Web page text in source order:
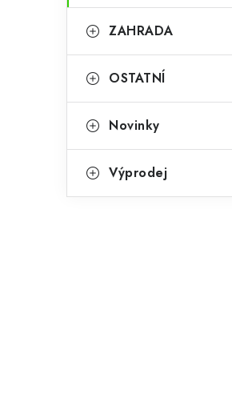
ZAHRADA
OSTATNÍ
Novinky
Výprodej